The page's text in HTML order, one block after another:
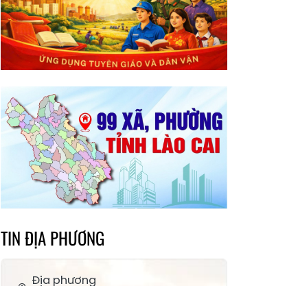
TIN ĐỊA PHƯƠNG
Địa phương